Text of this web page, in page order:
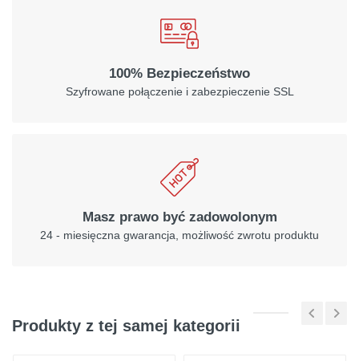
100% Bezpieczeństwo
Szyfrowane połączenie i zabezpieczenie SSL
Masz prawo być zadowolonym
24 - miesięczna gwarancja, możliwość zwrotu produktu
Produkty z tej samej kategorii